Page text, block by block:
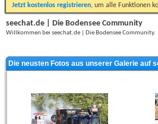
Jetzt kostenlos registrieren, um alle Funktionen
seechat.de | Die Bodensee Community
Willkommen bei seechat.de | Die Bodensee Community.
Die neusten Fotos aus unserer Galerie auf